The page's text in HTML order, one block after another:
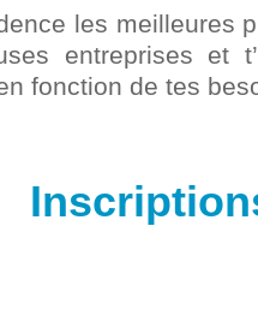
les meilleures
entreprises et
fonction de tes